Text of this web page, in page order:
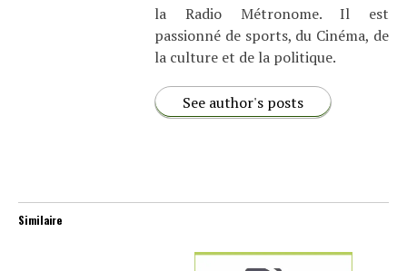
la Radio Métronome. Il est
passionné de sports, du Cinéma, de
la culture et de la politique.
See author's posts
Similaire